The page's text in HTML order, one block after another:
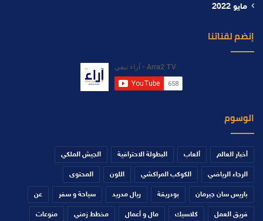
مايو 2022
إنضم لقناتنا
الوسوم
أخبار العالم ألعاب البطولة الاحترافية الجيش الملكي
الرجاء الرياضي الكوكب المراكشي اللون المحتوى
باريس سان جيرمان بودريقة ريال مدريد سياحة و سفر عن
فريق العمل كلاسيك مال و أعمال مخطط زمني منوعات